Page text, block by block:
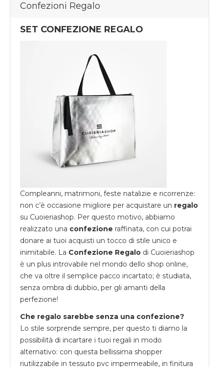
Confezioni Regalo
SET CONFEZIONE REGALO
Compleanni, matrimoni, feste natalizie e ricorrenze:
non c’è occasione migliore per acquistare un regalo
su Cuoieriashop. Per questo motivo, abbiamo
realizzato una confezione raffinata, con cui potrai
donare ai tuoi acquisti un tocco di stile unico e
inimitabile. La Confezione Regalo di Cuoieriashop
è un plus introvabile nel mondo dello shop online,
che va oltre il semplice pacco incartato; è studiata,
senza ombra di dubbio, per gli amanti della
perfezione!
Che regalo sarebbe senza una confezione?
Lo stile sorprende sempre, per questo ti diamo la
possibilità di incartare i tuoi regali in modo
alternativo: con questa bellissima shopper
riutilizzabile in tessuto pvc impermeabile, in finitura